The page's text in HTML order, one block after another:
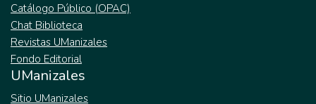
Catálogo Público (OPAC)
Chat Biblioteca
Revistas UManizales
Fondo Editorial
UManizales
Sitio UManizales